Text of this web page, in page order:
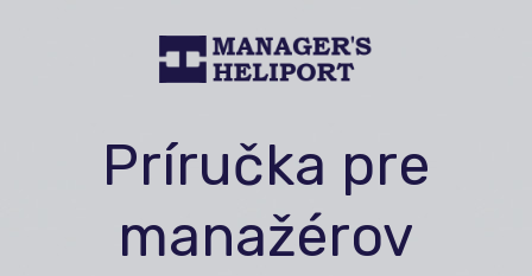
Príručka pre
manažérov